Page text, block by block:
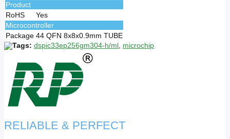
Product
RoHS
Yes
Microcontroller
Package 44 QFN 8x8x0.9mm TUBE
Tags: dspic33ep256gm304-h/ml microchip
RELIABLE & PERFECT